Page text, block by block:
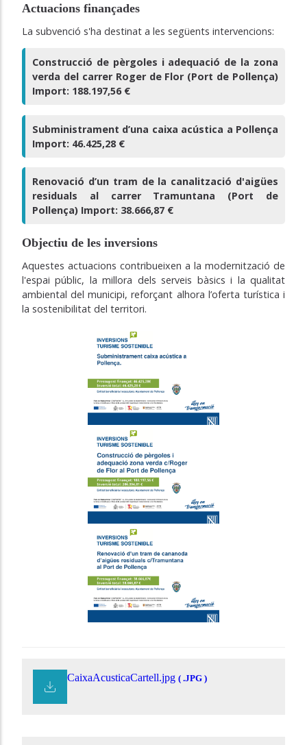
Actuacions finançades
La subvenció s'ha destinat a les següents intervencions:
Construcció de pèrgoles i adequació de la zona
verda del carrer Roger de Flor (Port de Pollença)
Import: 188.197,56 €
Subministrament d’una caixa acústica a Pollença
Import: 46.425,28 €
Renovació d’un tram de la canalització d'aigües
residuals al carrer Tramuntana (Port de
Pollença) Import: 38.666,87 €
Objectiu de les inversions
Aquestes actuacions contribueixen a la modernització de
l'espai públic, la millora dels serveis bàsics i la qualitat
ambiental del municipi, reforçant alhora l’oferta turística i
la sostenibilitat del territori.
CaixaAcusticaCartell.jpg ( .JPG )